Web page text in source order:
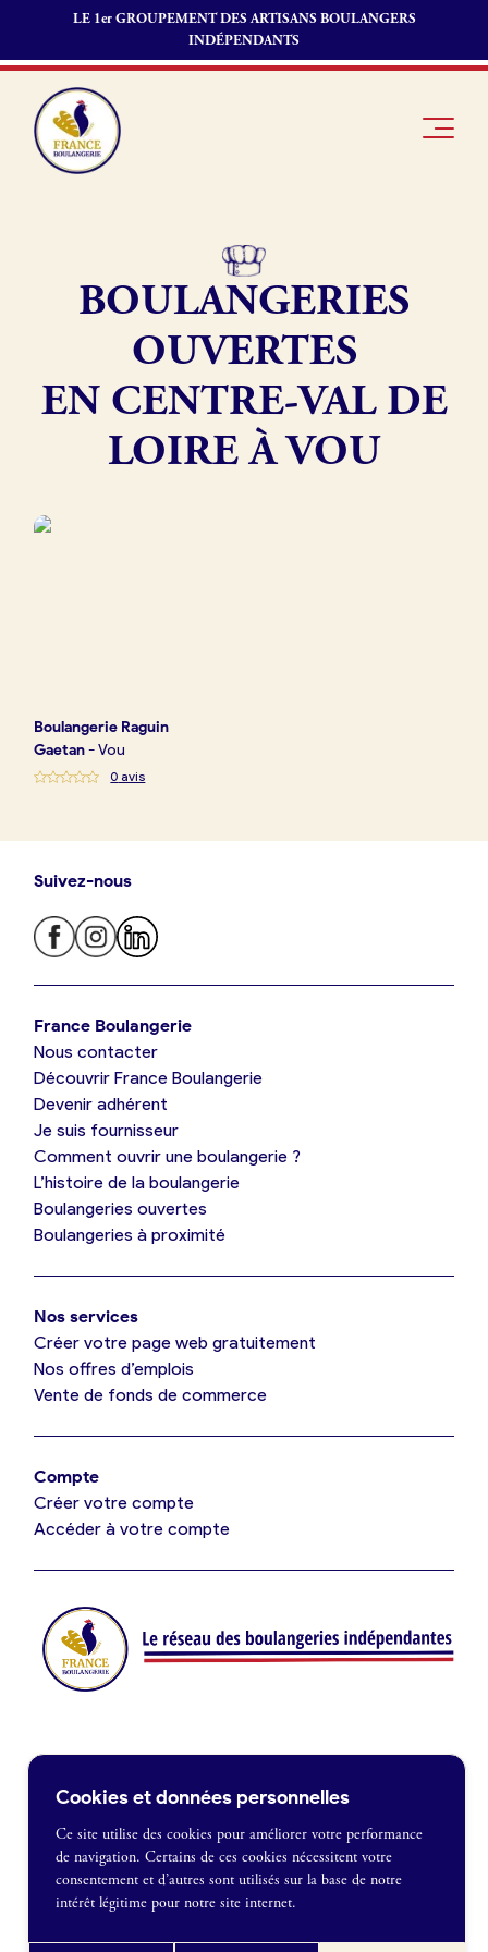
LE 1er GROUPEMENT DES ARTISANS BOULANGERS
INDÉPENDANTS
Je trouve ma boulangerie
Je suis boulanger
Je découvre France Boulangerie
Mes tarifs
Je référence ma boulangerie (gratuit)
Offres d’emploi
Je suis fournisseur
Je crée mon compte
France Boulangerie
1 rue Alexandre Fleming
Je suis
Je découvre
Boulangerie
Pourquoi
adhérer à
Offres
Fonds de
Actualités
Je suis
Je crée mon compte
BOULANGERIES
OUVERTES
EN CENTRE-VAL DE
LOIRE À VOU
Boulangerie Raguin
Gaetan-Vou
0 avis
Suivez-nous
France Boulangerie
Nous contacter
Découvrir France Boulangerie
Devenir adhérent
Je suis fournisseur
Comment ouvrir une boulangerie ?
L’histoire de la boulangerie
Boulangeries ouvertes
Boulangeries à proximité
Nos services
Créer votre page web gratuitement
Nos offres d’emplois
Vente de fonds de commerce
Compte
Créer votre compte
Accéder à votre compte
Je souhaite être recontacté
Cookies et données personnelles
Ce site utilise des cookies pour améliorer votre performance
de navigation. Certains de ces cookies nécessitent votre
consentement et d’autres sont utilisés sur la base de notre
intérêt légitime pour notre site internet.